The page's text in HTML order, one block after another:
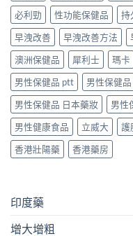
必利勁
性功能保健品 持
早洩改善
早洩改善方法
澳洲保健品
犀利士 瑪卡
男性保健品 ptt
男性保健
男性保健品 日本藥妝
男性
男性健康食品
立威大 護
香港壯陽藥
香港藥房
印度藥
增大增粗